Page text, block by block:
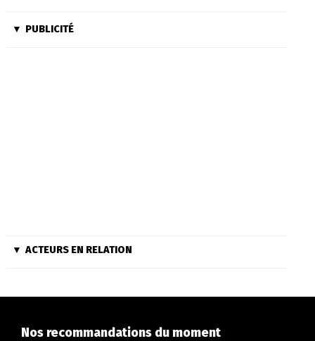
PUBLICITÉ
ACTEURS EN RELATION
Nos recommandations du moment